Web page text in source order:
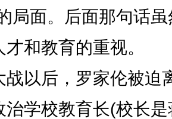
局面。后面那句话
和教育的重视。
后，罗家伦被迫
治学校教育长(校长